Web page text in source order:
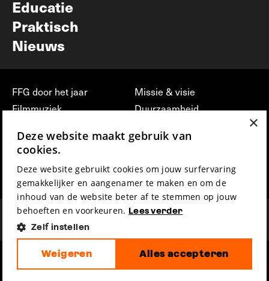
Educatie
Praktisch
Nieuws
FFG door het jaar
Filmmuziek
Press & Industry
Film Fest Friends
Missie & visie
Duurzaamheid
vrijwilligerswerk bij FFG
Privacy & Disclaimer
×
Deze website maakt gebruik van
cookies.
Deze website gebruikt cookies om jouw surfervaring
gemakkelijker en aangenamer te maken en om de
inhoud van de website beter af te stemmen op jouw
behoeften en voorkeuren. Lees verder
Zelf instellen
Alles accepteren
Weigeren